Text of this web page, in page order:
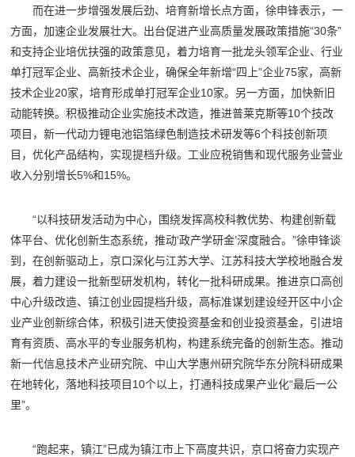
而在进一步增强发展后劲、培育新增长点方面，徐申锋表示，一
方面，加速企业发展壮大。出台促进产业高质量发展政策措施“30条”
和支持企业培优扶强的政策意见，着力培育一批龙头领军企业、行业
单打冠军企业、高新技术企业，确保全年新增“四上”企业75家，高新
技术企业20家，培育形成单打冠军企业10家。另一方面，加快新旧
动能转换。积极推动企业实施技术改造，推进普莱克斯等10个技改
项目，新一代动力锂电池铝箔绿色制造技术研发等6个科技创新项
目，优化产品结构，实现提档升级。工业应税销售和现代服务业营业
收入分别增长5%和15%。
“以科技研发活动为中心，围绕发挥高校科教优势、构建创新载
体平台、优化创新生态系统，推动‘政产学研金’深度融合。”徐申锋谈
到，在创新驱动上，京口深化与江苏大学、江苏科技大学校地融合发
展，着力建设一批新型研发机构，转化一批科研成果。推进京口高创
中心升级改造、镇江创业园提档升级，高标准谋划建设经开区中小企
业产业创新综合体，积极引进天使投资基金和创业投资基金，引进培
育有资质、高水平的专业服务机构，构建系统完备的创新生态。推动
新一代信息技术产业研究院、中山大学惠州研究院华东分院科研成果
在地转化，落地科技项目10个以上，打通科技成果产业化“最后一公
里”。
“跑起来，镇江”已成为镇江市上下高度共识，京口将奋力实现产